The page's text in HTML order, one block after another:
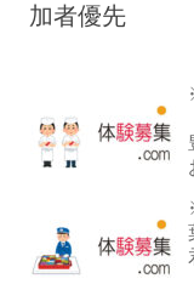
加者優先